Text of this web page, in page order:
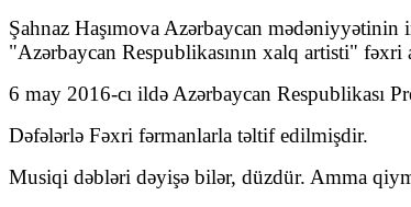
Şahnaz Haşımova Azərbaycan
"Azərbaycan Respublikasının xalq artisti"
6 may 2016-cı ildə Azərbaycan Respublikası
Dəfələrlə Fəxri fərmanlarla təltif edilmişdir.
Musiqi dəbləri dəyişə bilər, düzdür. Amma